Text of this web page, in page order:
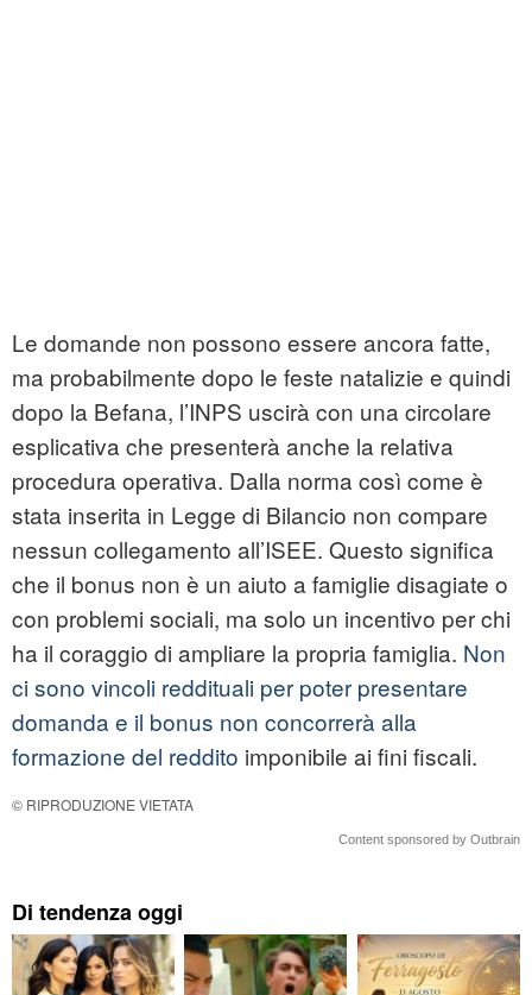
Le domande non possono essere ancora fatte,
ma probabilmente dopo le feste natalizie e quindi
dopo la Befana, l’INPS uscirà con una circolare
esplicativa che presenterà anche la relativa
procedura operativa. Dalla norma così come è
stata inserita in Legge di Bilancio non compare
nessun collegamento all’ISEE. Questo significa
che il bonus non è un aiuto a famiglie disagiate o
con problemi sociali, ma solo un incentivo per chi
ha il coraggio di ampliare la propria famiglia. Non
ci sono vincoli reddituali per poter presentare
domanda e il bonus non concorrerà alla
formazione del reddito imponibile ai fini fiscali.
© RIPRODUZIONE VIETATA
Content sponsored by Outbrain
Di tendenza oggi